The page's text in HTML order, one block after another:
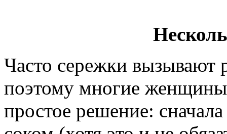
Часто сережки вызывают
поэтому многие
простое решение: